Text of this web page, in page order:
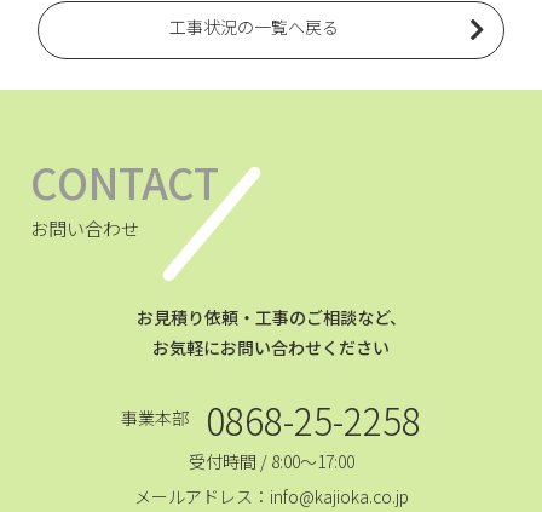
工事状況の一覧へ戻る
CONTACT
お問い合わせ
お見積り依頼・工事のご相談など、
お気軽にお問い合わせください
事業本部 0868-25-2258
受付時間 / 8:00～17:00
メールアドレス：info@kajioka.co.jp